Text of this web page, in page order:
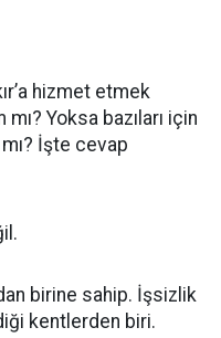
hizmet etmek
Yoksa bazıları için
İşte cevap
birine sahip. İşsizlik
kentlerden biri.